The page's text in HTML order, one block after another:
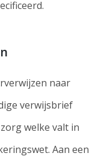
naar
verwijsbrief
welke valt in
Aan een